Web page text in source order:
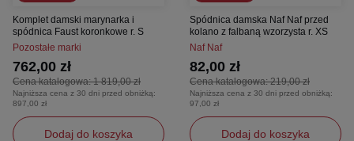
Komplet damski marynarka i
spódnica Faust koronkowe r. S
Pozostałe marki
Cena katalogowa:1 819,00 zł
762,00 zł
Najniższa cena z 30 dni przed obniżką:
897,00 zł
Dodaj do koszyka
Spódnica damska Naf Naf przed
kolano z falbaną wzorzysta r. XS
Naf Naf
Cena katalogowa:219,00 zł
82,00 zł
Najniższa cena z 30 dni przed obniżką:
97,00 zł
Dodaj do koszyka